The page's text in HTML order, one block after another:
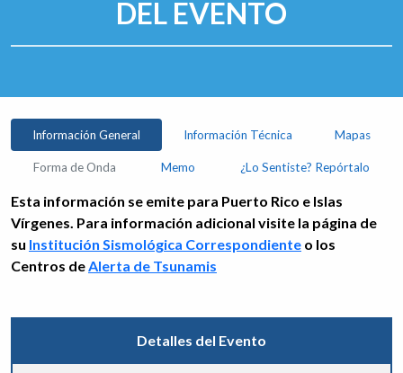
DEL EVENTO
Información General Información Técnica Mapas
Forma de Onda Memo ¿Lo Sentiste? Repórtalo
Esta información se emite para Puerto Rico e Islas
Vírgenes. Para información adicional visite la página de
su Institución Sismológica Correspondiente o los
Centros deAlerta de Tsunamis
Detalles del Evento